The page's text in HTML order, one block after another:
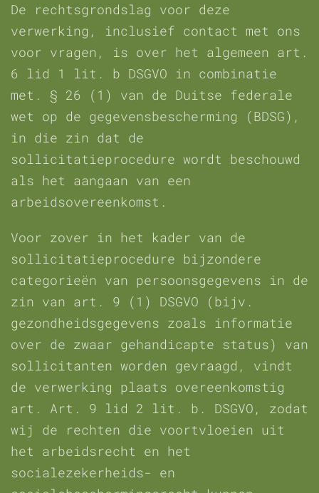
De rechtsgrondslag voor deze
verwerking, inclusief contact met ons
voor vragen, is over het algemeen art.
6 lid 1 lit. b DSGVO in combinatie
met. § 26 (1) van de Duitse federale
wet op de gegevensbescherming (BDSG),
in die zin dat de
sollicitatieprocedure wordt beschouwd
als het aangaan van een
arbeidsovereenkomst.
Voor zover in het kader van de
sollicitatieprocedure bijzondere
categorieën van persoonsgegevens in de
zin van art. 9 (1) DSGVO (bijv.
gezondheidsgegevens zoals informatie
over de zwaar gehandicapte status) van
sollicitanten worden gevraagd, vindt
de verwerking plaats overeenkomstig
art. Art. 9 lid 2 lit. b. DSGVO, zodat
wij de rechten die voortvloeien uit
het arbeidsrecht en het
socialezekerheids- en